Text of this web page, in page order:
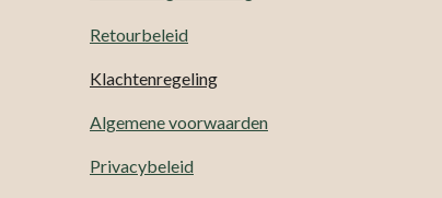
Retourbeleid
Klachtenregeling
Algemene voorwaarden
Privacybeleid